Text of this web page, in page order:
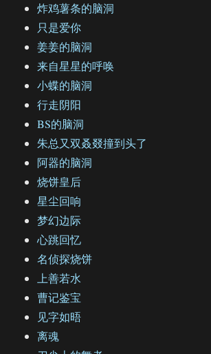
炸鸡薯条的脑洞
只是爱你
姜姜的脑洞
来自星星的呼唤
小蝶的脑洞
行走阴阳
BS的脑洞
朱总又双叒叕撞到头了
阿器的脑洞
烧饼皇后
星尘回响
梦幻边际
心跳回忆
名侦探烧饼
上善若水
曹记鉴宝
见字如晤
离魂